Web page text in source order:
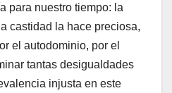
para nuestro tiempo: la
castidad la hace preciosa,
el autodominio, por el
tantas desigualdades
injusta en este